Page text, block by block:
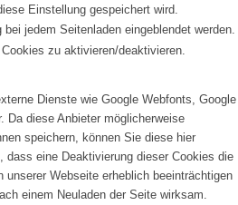
Einstellung gespeichert wird.
jedem Seitenladen eingeblendet werden.
zu aktivieren/deaktivieren.
Dienste wie Google Webfonts, Google
Da diese Anbieter möglicherweise
speichern, können Sie diese hier
eine Deaktivierung dieser Cookies die
unserer Webseite erheblich beeinträchtigen
einem Neuladen der Seite wirksam.